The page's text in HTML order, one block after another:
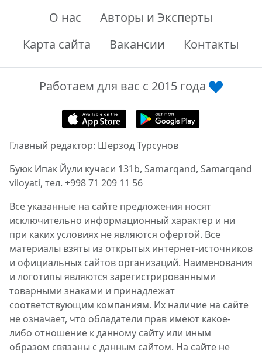
О нас
Авторы и Эксперты
Карта сайта
Вакансии Контакты
Работаем для вас с 2015 года
Главный редактор: Шерзод Турсунов
Буюк Ипак Йули кучаси 131b, Samarqand, Samarqand
viloyati, тел. +998 71 209 11 56
Все указанные на сайте предложения носят
исключительно информационный характер и ни
при каких условиях не являются офертой. Все
материалы взяты из открытых интернет-источников
и официальных сайтов организаций. Наименования
и логотипы являются зарегистрированными
товарными знаками и принадлежат
соответствующим компаниям. Их наличие на сайте
не означает, что обладатели прав имеют какое-
либо отношение к данному сайту или иным
образом связаны с данным сайтом. На сайте не